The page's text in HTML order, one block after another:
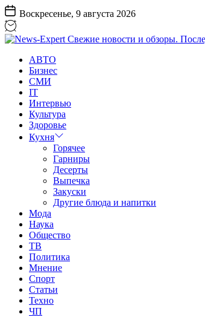
Перейти
к
содержанию
Воскресенье, 9 августа 2026
Expert
Свежие
новости
обзоры.
Последние
известия
АВТО
Бизнес
СМИ
IT
Интервью
Культура
Здоровье
Кухня
Горячее
Гарниры
Десерты
Выпечка
Закуски
Другие блюда и напитки
Мода
Наука
Общество
ТВ
Политика
Мнение
Спорт
Статьи
Техно
ЧП